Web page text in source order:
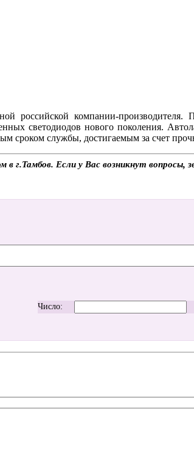
компании-производителя.
светодиодов нового поколения.
службы, достигаемым за счет
г.Тамбов. Если у Вас возникнут
Число: